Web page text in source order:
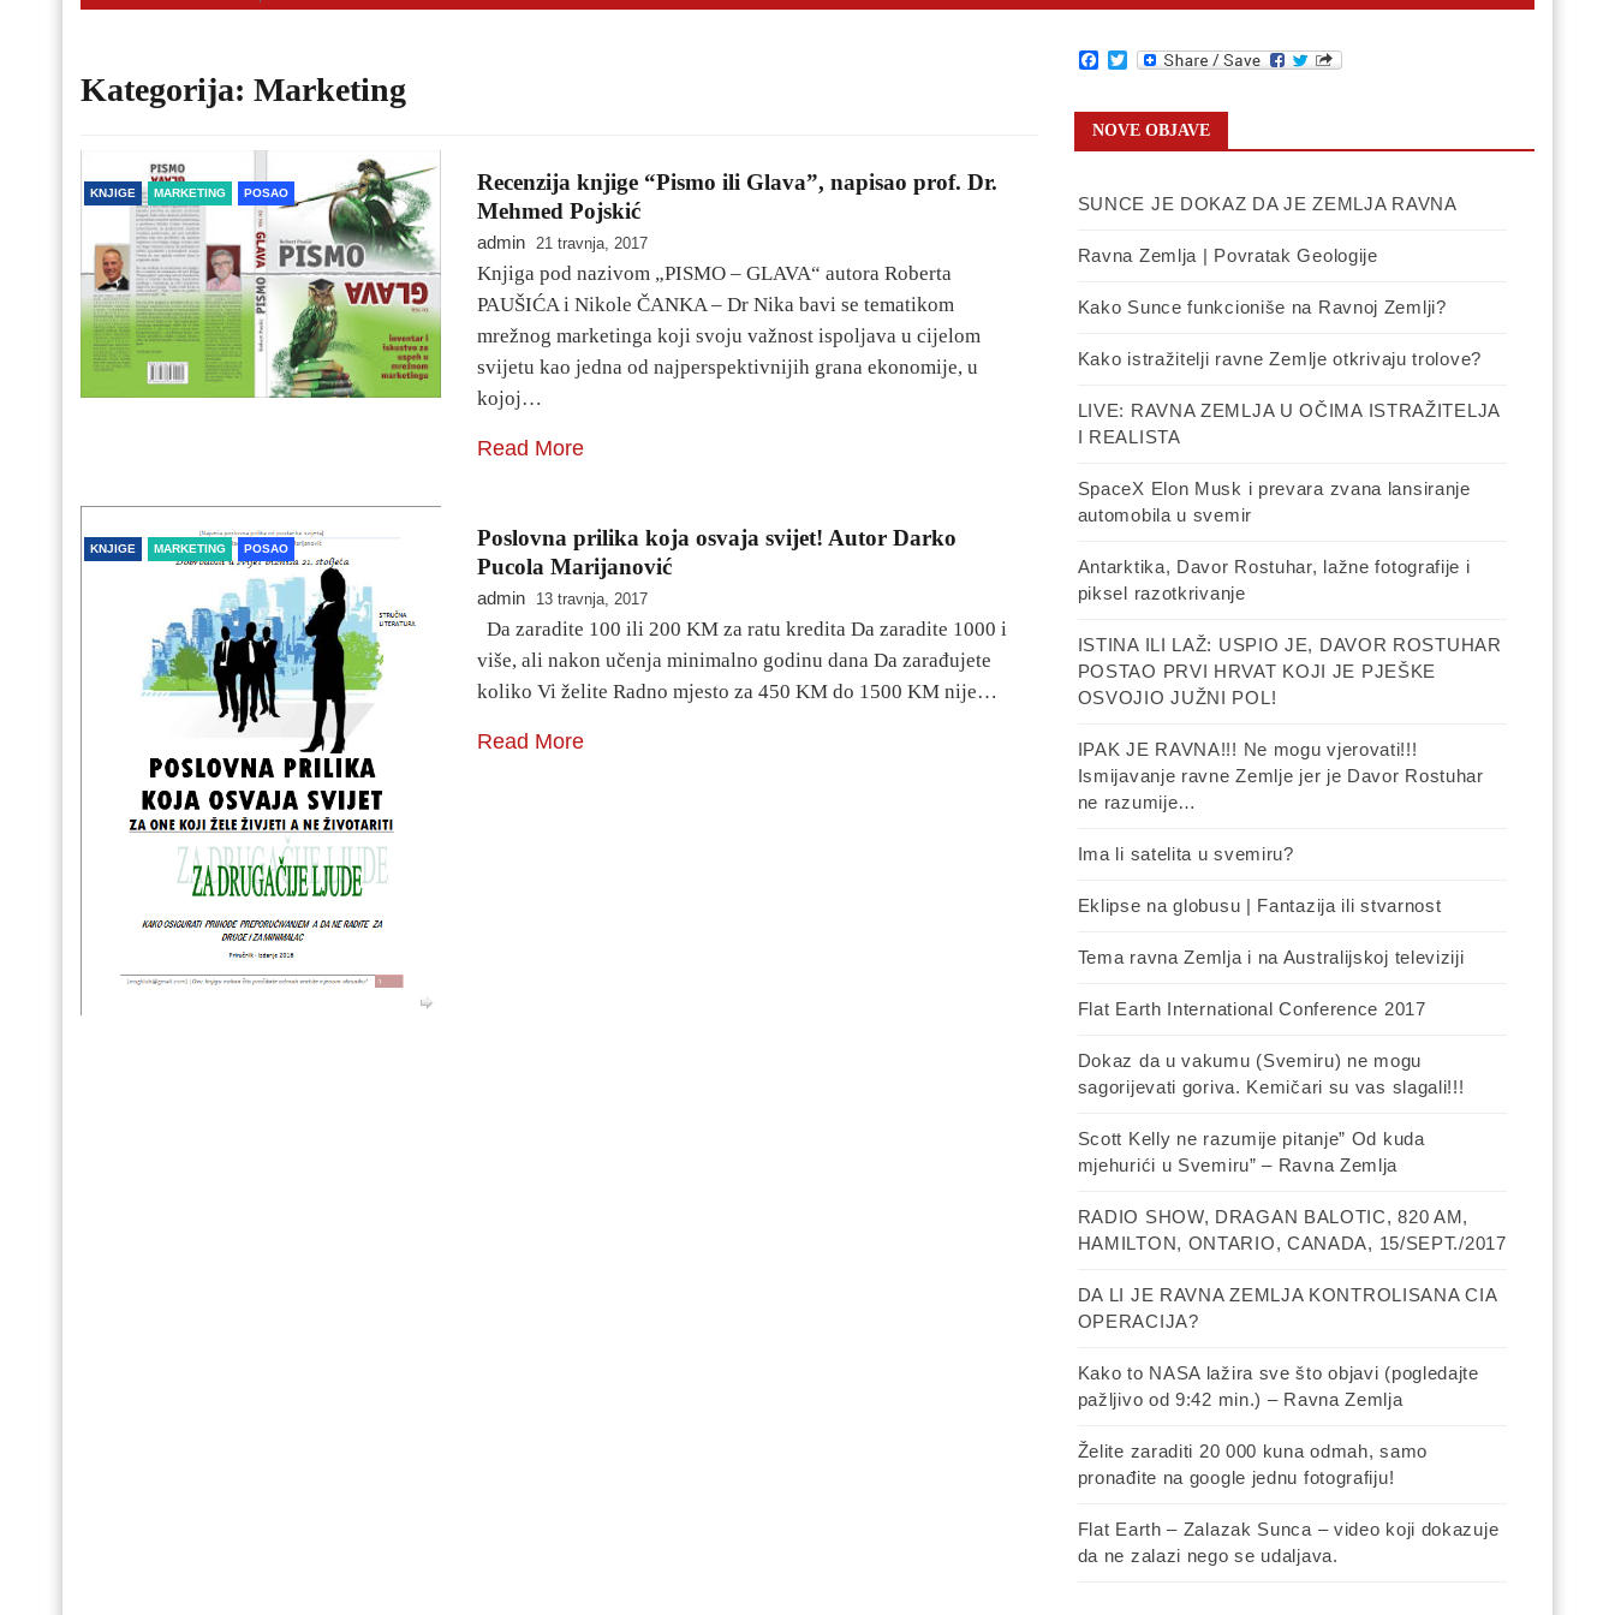
Kategorija: Marketing
KNJIGE MARKETING POSAO
Recenzija knjige “Pismo ili Glava”, napisao prof. Dr.
Mehmed Pojskić
admin 21 travnja, 2017
Knjiga pod nazivom „PISMO – GLAVA“ autora Roberta
PAUŠIĆA i Nikole ČANKA – Dr Nika bavi se tematikom
mrežnog marketinga koji svoju važnost ispoljava u cijelom
svijetu kao jedna od najperspektivnijih grana ekonomije, u
kojoj…
Read More
KNJIGE MARKETING POSAO
Poslovna prilika koja osvaja svijet! Autor Darko
Pucola Marijanović
admin 13 travnja, 2017
Da zaradite 100 ili 200 KM za ratu kredita Da zaradite 1000 i
više, ali nakon učenja minimalno godinu dana Da zarađujete
koliko Vi želite Radno mjesto za 450 KM do 1500 KM nije…
Read More
Facebook
Twitter
NOVE OBJAVE
SUNCE JE DOKAZ DA JE ZEMLJA RAVNA
Ravna Zemlja | Povratak Geologije
Kako Sunce funkcioniše na Ravnoj Zemlji?
Kako istražitelji ravne Zemlje otkrivaju trolove?
LIVE: RAVNA ZEMLJA U OČIMA ISTRAŽITELJA
I REALISTA
SpaceX Elon Musk i prevara zvana lansiranje
automobila u svemir
Antarktika, Davor Rostuhar, lažne fotografije i
piksel razotkrivanje
ISTINA ILI LAŽ: USPIO JE, DAVOR ROSTUHAR
POSTAO PRVI HRVAT KOJI JE PJEŠKE
OSVOJIO JUŽNI POL!
IPAK JE RAVNA!!! Ne mogu vjerovati!!!
Ismijavanje ravne Zemlje jer je Davor Rostuhar
ne razumije…
Ima li satelita u svemiru?
Eklipse na globusu | Fantazija ili stvarnost
Tema ravna Zemlja i na Australijskoj televiziji
Flat Earth International Conference 2017
Dokaz da u vakumu (Svemiru) ne mogu
sagorijevati goriva. Kemičari su vas slagali!!!
Scott Kelly ne razumije pitanje” Od kuda
mjehurići u Svemiru” – Ravna Zemlja
RADIO SHOW, DRAGAN BALOTIC, 820 AM,
HAMILTON, ONTARIO, CANADA, 15/SEPT./2017
DA LI JE RAVNA ZEMLJA KONTROLISANA CIA
OPERACIJA?
Kako to NASA lažira sve što objavi (pogledajte
pažljivo od 9:42 min.) – Ravna Zemlja
Želite zaraditi 20 000 kuna odmah, samo
pronađite na google jednu fotografiju!
Flat Earth – Zalazak Sunca – video koji dokazuje
da ne zalazi nego se udaljava.